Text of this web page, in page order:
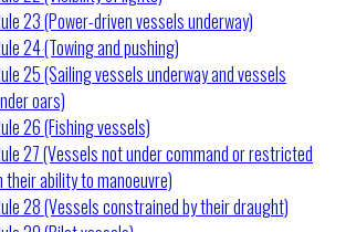
23 (Power-driven vessels underway)
24 (Towing and pushing)
25 (Sailing vessels underway and vessels
oars)
26 (Fishing vessels)
27 (Vessels not under command or restricted
their ability to manoeuvre)
28 (Vessels constrained by their draught)